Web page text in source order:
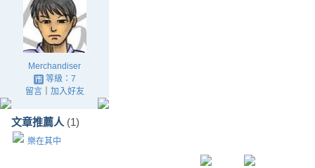
Merchandiser
等級：7
留言｜ 加入好友
文章推薦人 (1)
樂在其中